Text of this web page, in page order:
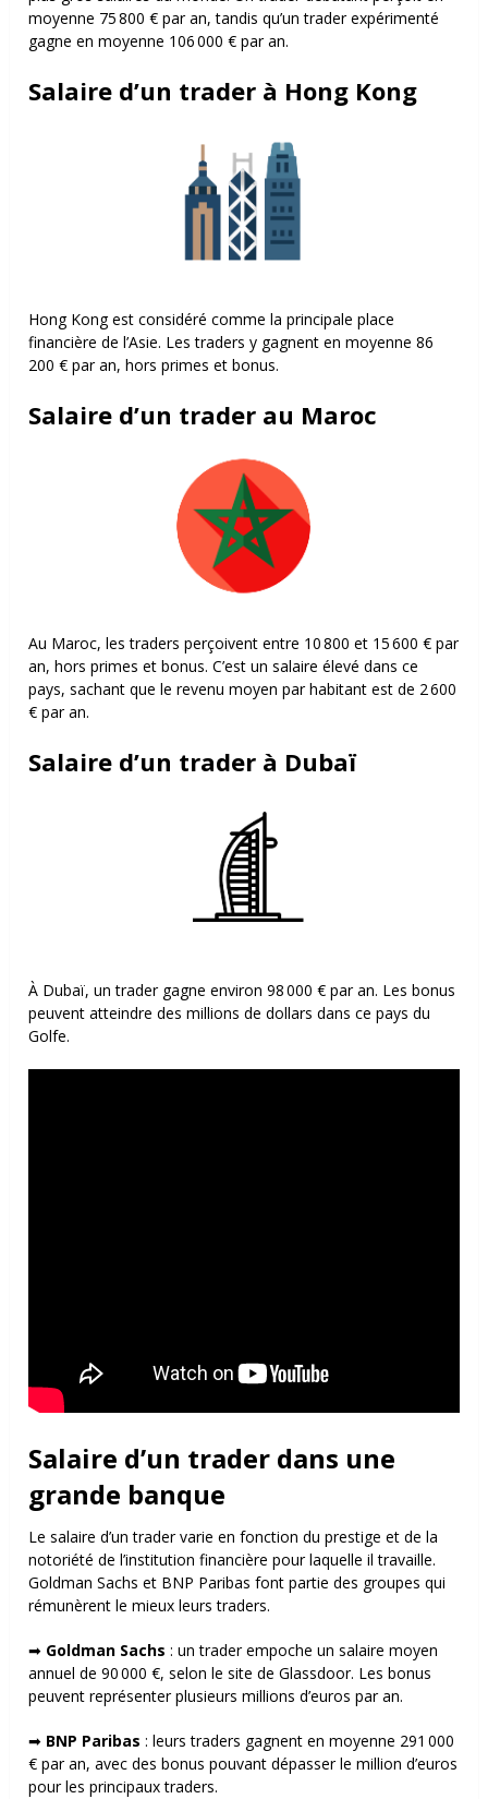
moyenne 75 800 € par an, tandis qu’un trader expérimenté
gagne en moyenne 106 000 € par an.
Salaire d’un trader à Hong Kong
Hong Kong est considéré comme la principale place
financière de l’Asie. Les traders y gagnent en moyenne 86
200 € par an, hors primes et bonus.
Salaire d’un trader au Maroc
Au Maroc, les traders perçoivent entre 10 800 et 15 600 € par
an, hors primes et bonus. C’est un salaire élevé dans ce
pays, sachant que le revenu moyen par habitant est de 2 600
€ par an.
Salaire d’un trader à Dubaï
À Dubaï, un trader gagne environ 98 000 € par an. Les bonus
peuvent atteindre des millions de dollars dans ce pays du
Golfe.
Salaire d’un trader dans une
grande banque
Le salaire d’un trader varie en fonction du prestige et de la
notoriété de l’institution financière pour laquelle il travaille.
Goldman Sachs et BNP Paribas font partie des groupes qui
rémunèrent le mieux leurs traders.
➡ Goldman Sachs : un trader empoche un salaire moyen
annuel de 90 000 €, selon le site de Glassdoor. Les bonus
peuvent représenter plusieurs millions d’euros par an.
➡ BNP Paribas : leurs traders gagnent en moyenne 291 000
€ par an, avec des bonus pouvant dépasser le million d’euros
pour les principaux traders.